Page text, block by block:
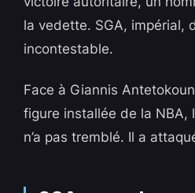
la vedette. SGA, impérial,
incontestable.
Face à Giannis
figure installée de la NBA,
n’a pas tremblé. Il a